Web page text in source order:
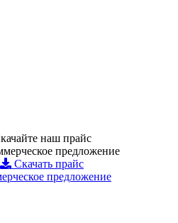
наш прайс
предложение
Скачать прайс
предложение